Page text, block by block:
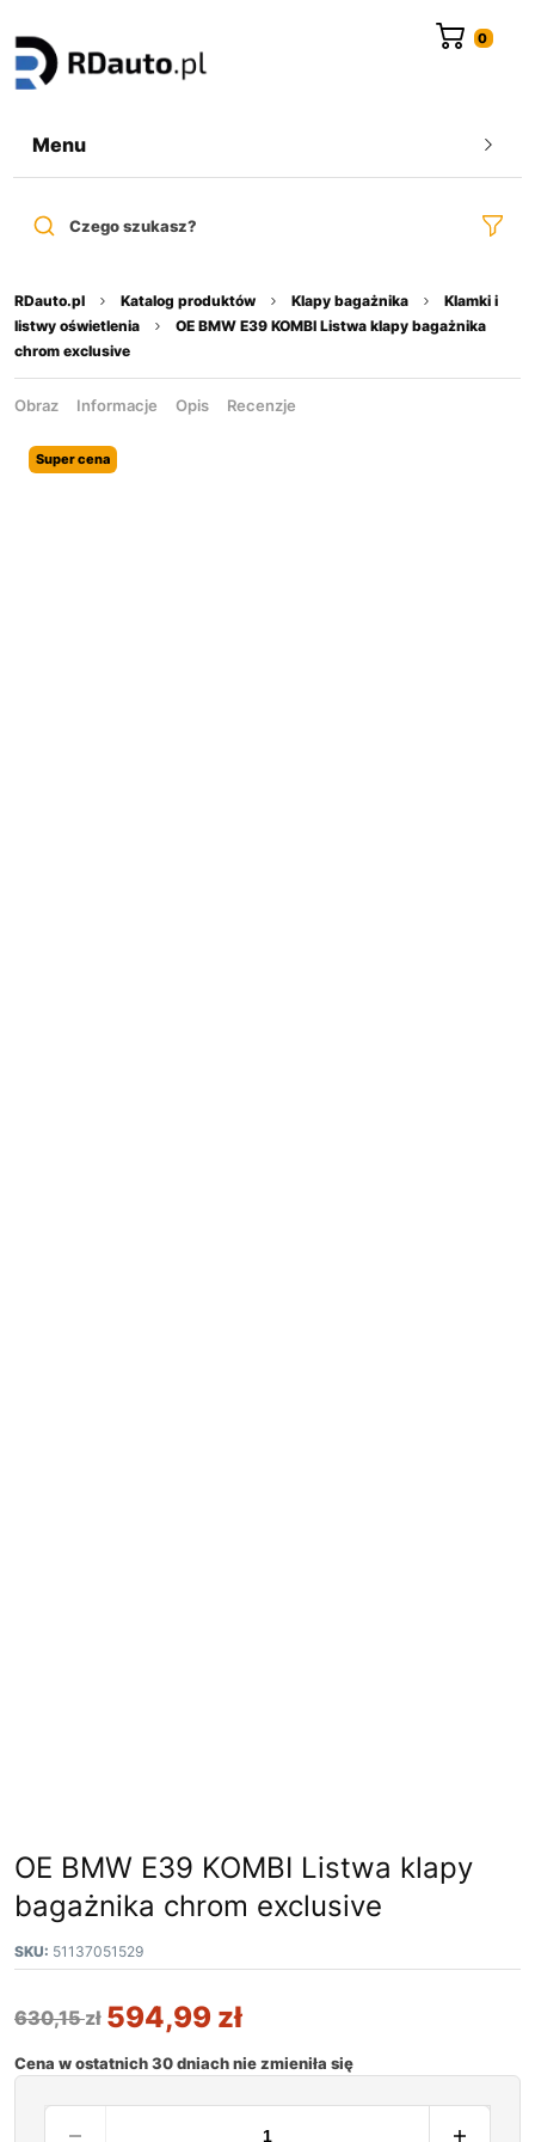
Menu
Czego szukasz?
RDauto.pl Katalog produktów Klapy bagażnika
Klamki i
listwy oświetlenia
OE BMW E39 KOMBI Listwa klapy bagażnika
chrom exclusive
Obraz Informacje Opis Recenzje
Super cena
OE BMW E39 KOMBI Listwa klapy
bagażnika chrom exclusive
SKU: 51137051529
630,15zł 594,99 zł
Cena w ostatnich 30 dniach nie zmieniła się